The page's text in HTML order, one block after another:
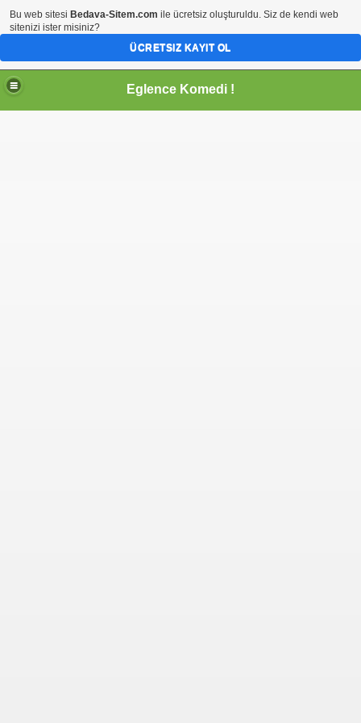
Eglence Komedi !
Bu web sitesi Bedava-Sitem.com ile ücretsiz oluşturuldu. Siz de kendi web
sitenizi ister misiniz?
ÜCRETSIZ KAYIT OL